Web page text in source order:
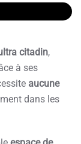
citadin,
à ses
aucune
dans les